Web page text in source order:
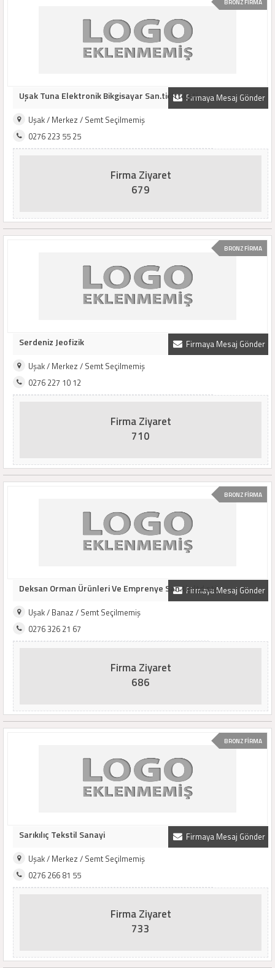
BRONZ FİRMA
Firmaya Mesaj Gönder
Uşak Tuna Elektronik Bikgisayar San.ticlttd.şti
Uşak / Merkez / Semt Seçilmemiş
0276 223 55 25
Firma Ziyaret
679
BRONZ FİRMA
Firmaya Mesaj Gönder
Serdeniz Jeofizik
Uşak / Merkez / Semt Seçilmemiş
0276 227 10 12
Firma Ziyaret
710
BRONZ FİRMA
Firmaya Mesaj Gönder
Deksan Orman Ürünleri Ve Emprenye San.tic.ltd.şti.
Uşak / Banaz / Semt Seçilmemiş
0276 326 21 67
Firma Ziyaret
686
BRONZ FİRMA
Firmaya Mesaj Gönder
Sarıkılıç Tekstil Sanayi
Uşak / Merkez / Semt Seçilmemiş
0276 266 81 55
Firma Ziyaret
733